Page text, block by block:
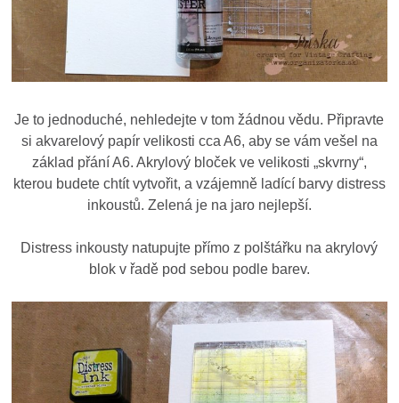
Je to jednoduché, nehledejte v tom žádnou vědu. Připravte
si akvarelový papír velikosti cca A6, aby se vám vešel na
základ přání A6. Akrylový bloček ve velikosti „skvrny“,
kterou budete chtít vytvořit, a vzájemně ladící barvy distress
inkoustů. Zelená je na jaro nejlepší.
Distress inkousty natupujte přímo z polštářku na akrylový
blok v řadě pod sebou podle barev.